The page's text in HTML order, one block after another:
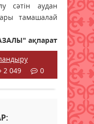
сәтін аудан
тамашалай
ақпарат
2 049 0